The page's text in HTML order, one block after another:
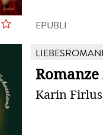
EPUBLI
Karin Firlus